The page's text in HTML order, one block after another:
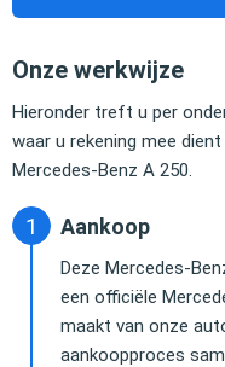
Onze werkwijze
Hieronder treft u per
waar u rekening mee
Mercedes-Benz A 250.
Aankoop
Deze Mercedes-
een officiële
maakt van onze
aankoopproces